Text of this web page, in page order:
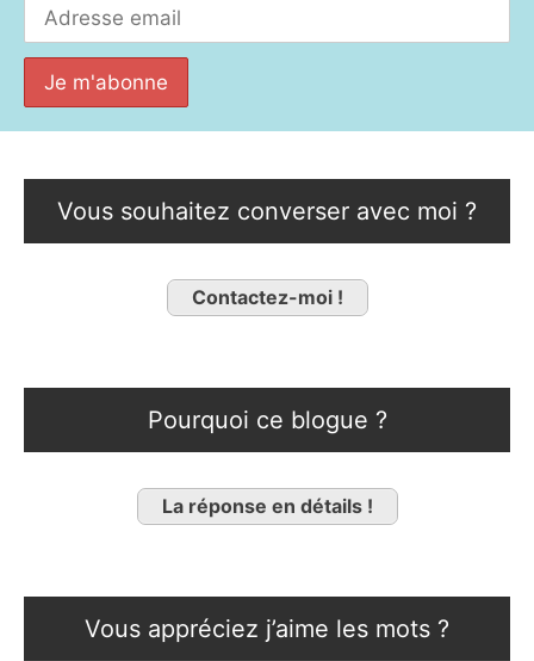
Vous souhaitez converser avec moi ?
Contactez-moi !
Pourquoi ce blogue ?
La réponse en détails !
Vous appréciez j’aime les mots ?